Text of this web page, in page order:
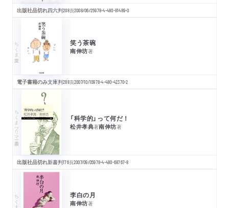
出版社品切れ四六判208頁2008/06/25978-4-480-81489-0
ちくま文庫 笑う茶碗
南伸坊著
電子書籍のみ文庫判288頁2007/10/10978-4-480-42370-2
ちくまプリマー新書 「科学的」って何だ！
松井孝典著南伸坊著
出版社品切れ新書判176頁2007/09/05978-4-480-68767-8
ちくま文庫 李白の月
南伸坊著